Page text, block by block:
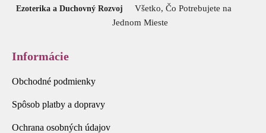
Ezoterika a Duchovný Rozvoj
Všetko, Čo Potrebujete na
Jednom Mieste
Informácie
Obchodné podmienky
Spôsob platby a dopravy
Ochrana osobných údajov